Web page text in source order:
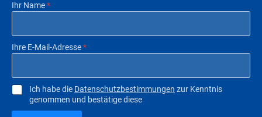
Ihr Name*
Ihre E-Mail-Adresse*
C
e
Ich habe die Datenschutzbestimmungen zur Kenntnis
genommen und bestätige diese